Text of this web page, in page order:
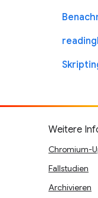
Weitere
Chromium-
Fallstudien
Archivieren